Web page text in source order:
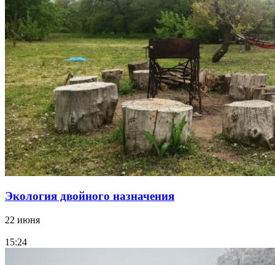
Экология двойного назначения
22 июня
15:24